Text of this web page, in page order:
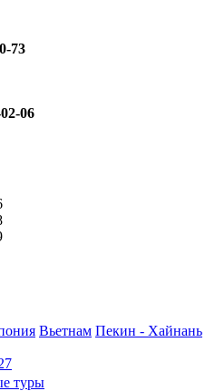
73
06
Вьетнам Пекин - Хайнань
туры